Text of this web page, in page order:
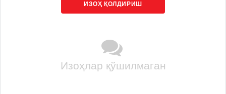
ИЗОҲ ҚОЛДИРИШ
Изоҳлар қўшилмаган